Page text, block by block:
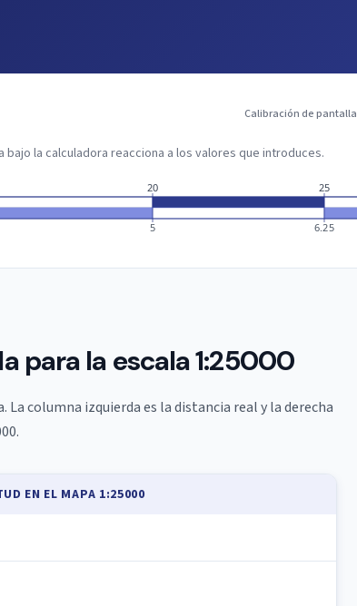
Calibración de pantalla
bajo la calculadora reacciona a los valores que introduces.
20
5
25
6.25
para la escala 1:25000
columna izquierda es la distancia real y la derecha
EN EL MAPA 1:25000